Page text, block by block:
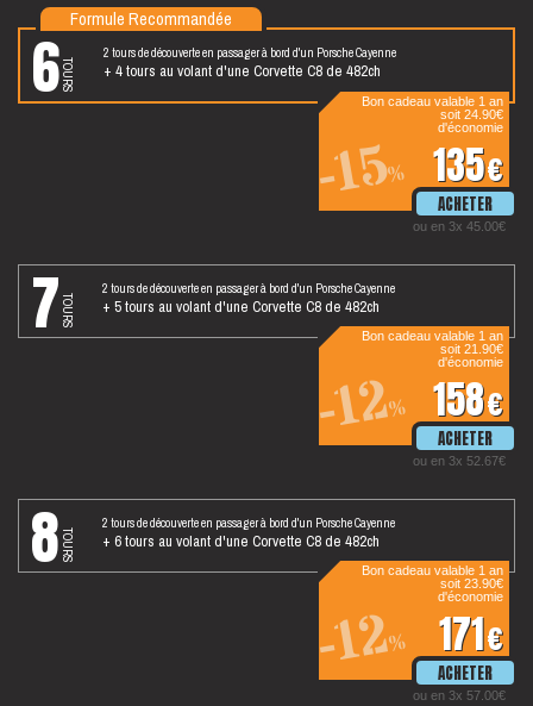
6tours
2 tours de découverte en passager à bord d'un Porsche Cayenne
+ 4 tours au volant d'une Corvette C8 de 482ch
Bon cadeau valable 1 an
135€
ou en 3x 45.00€
-15%
soit 24.90€
d'économie
Formule Recommandée
7tours
2 tours de découverte en passager à bord d'un Porsche Cayenne
+ 5 tours au volant d'une Corvette C8 de 482ch
Bon cadeau valable 1 an
158€
ou en 3x 52.67€
-12%
soit 21.90€
d'économie
8tours
2 tours de découverte en passager à bord d'un Porsche Cayenne
+ 6 tours au volant d'une Corvette C8 de 482ch
Bon cadeau valable 1 an
171€
ou en 3x 57.00€
-12%
soit 23.90€
d'économie